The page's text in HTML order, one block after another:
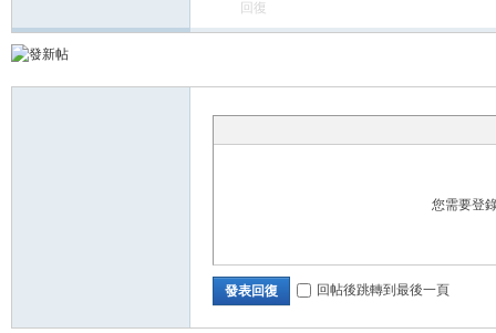
回復
您需要登
發表回復 回帖後跳轉到最後一頁